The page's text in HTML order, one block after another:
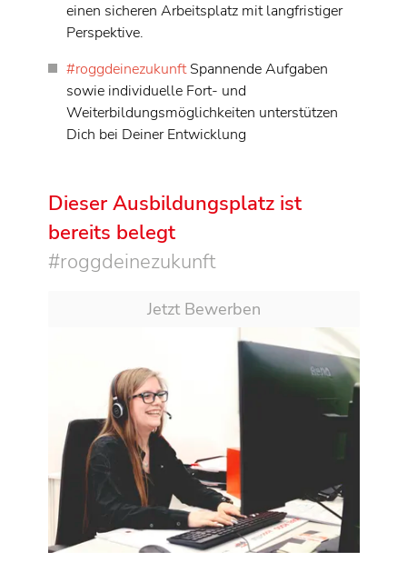
einen sicheren Arbeitsplatz mit langfristiger
Perspektive.
#roggdeinezukunftSpannende Aufgaben
sowie individuelle Fort- und
Weiterbildungsmöglichkeiten unterstützen
Dich bei Deiner Entwicklung
Dieser Ausbildungsplatz ist
bereits belegt
#roggdeinezukunft
Jetzt Bewerben